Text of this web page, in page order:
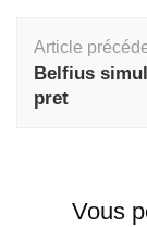
d'article
Article
Belfius
pret
Vous